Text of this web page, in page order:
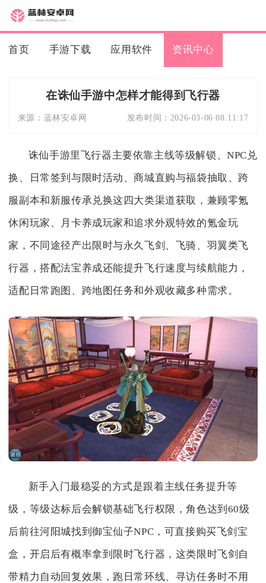
首页 手游下载 应用软件 资讯中心
在诛仙手游中怎样才能得到飞行器
来源： 蓝林安卓网 发布时间： 2026-03-06 08:11:17
诛仙手游里飞行器主要依靠主线等级解锁、NPC兑
换、日常签到与限时活动、商城直购与福袋抽取、跨
服副本和新服传承兑换这四大类渠道获取，兼顾零氪
休闲玩家、月卡养成玩家和追求外观特效的氪金玩
家，不同途径产出限时与永久飞剑、飞骑、羽翼类飞
行器，搭配法宝养成还能提升飞行速度与续航能力，
适配日常跑图、跨地图任务和外观收藏多种需求。
新手入门最稳妥的方式是跟着主线任务提升等
级，等级达标后会解锁基础飞行权限，角色达到60级
后前往河阳城找到御宝仙子NPC，可直接购买飞剑宝
盒，开启后有概率拿到限时飞行器，这类限时飞剑自
带精力自动回复效果，跑日常环线、寻访任务时不用